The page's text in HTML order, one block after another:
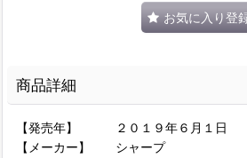
お気に入り登
商品詳細
【発売年】 ２０１９年６月１日
【メーカー】 シャープ